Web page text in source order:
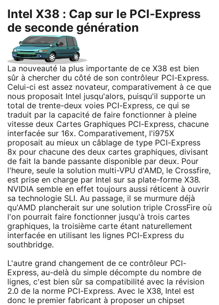
Intel X38 : Cap sur le PCI-Express
de seconde génération
La nouveauté la plus importante de ce X38 est bien
sûr à chercher du côté de son contrôleur PCI-Express.
Celui-ci est assez novateur, comparativement à ce que
nous proposait Intel jusqu'alors, puisqu'il supporte un
total de trente-deux voies PCI-Express, ce qui se
traduit par la capacité de faire fonctionner à pleine
vitesse deux Cartes Graphiques PCI-Express, chacune
interfacée sur 16x. Comparativement, l'i975X
proposait au mieux un câblage de type PCI-Express
8x pour chacune des deux cartes graphiques, divisant
de fait la bande passante disponible par deux. Pour
l'heure, seule la solution multi-VPU d'AMD, le Crossfire,
est prise en charge par Intel sur sa plate-forme X38.
NVIDIA semble en effet toujours aussi réticent à ouvrir
sa technologie SLI. Au passage, il se murmure déjà
qu'AMD plancherait sur une solution triple CrossFire où
l'on pourrait faire fonctionner jusqu'à trois cartes
graphiques, la troisième carte étant naturellement
interfacée en utilisant les lignes PCI-Express du
southbridge.
L'autre grand changement de ce contrôleur PCI-
Express, au-delà du simple décompte du nombre de
lignes, c'est bien sûr sa compatibilité avec la révision
2.0 de la norme PCI-Express. Avec le X38, Intel est
donc le premier fabricant à proposer un chipset